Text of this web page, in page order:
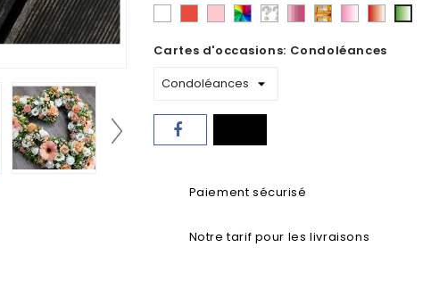
RoseVariéAu
fleuriste
Camaïeu
tons
Vert
Cartes d'occasions: Condoléances
Paiement sécurisé
Notre tarif pour les livraisons